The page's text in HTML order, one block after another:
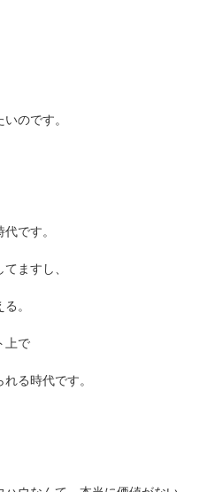
のです。
です。
ますし、
。
上で
る時代です。